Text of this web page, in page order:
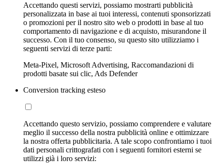
Accettando questi servizi, possiamo mostrarti pubblicità
personalizzata in base ai tuoi interessi, contenuti sponsorizzati
o promozioni per il nostro sito web o prodotti in base al tuo
comportamento di navigazione e di acquisto, misurandone il
successo. Con il tuo consenso, su questo sito utilizziamo i
seguenti servizi di terze parti:
Meta-Pixel, Microsoft Advertising, Raccomandazioni di
prodotti basate sui clic, Ads Defender
Conversion tracking esteso
Accettando questo servizio, possiamo comprendere e valutare
meglio il successo della nostra pubblicità online e ottimizzare
la nostra offerta pubblicitaria. A tale scopo confrontiamo i tuoi
dati personali crittografati con i seguenti fornitori esterni se
utilizzi già i loro servizi: